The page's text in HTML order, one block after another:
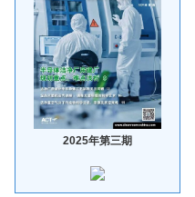
2025年第三期